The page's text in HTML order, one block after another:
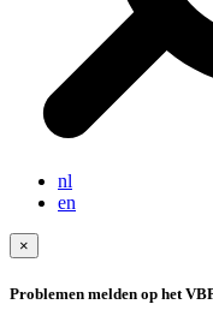
nl
en
×
Problemen melden op het